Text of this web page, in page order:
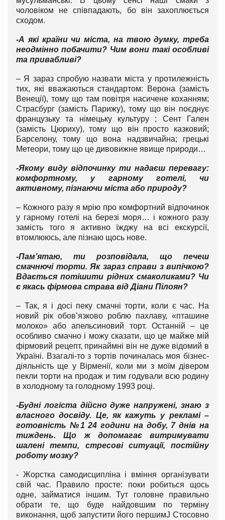
чоловіком не співпадають, бо він захоплюється
сходом.
-А які країни чи міста, на твою думку, треба
неодмінно побачити? Чим вони такі особливі
та привабливі?
– Я зараз спробую назвати міста у протилежність
тих, які вважаються стандартом: Верона (замість
Венеції), тому що там повітря насичене коханням;
Страсбург (замість Парижу), тому що він поєднує
французьку та німецьку культуру ; Сент Гален
(замість Цюриху), тому що він просто казковий;
Барселону, тому що вона надзвичайна; грецькі
Метеори, тому що це дивовижне явище природи…
-Якому виду відпочинку ти надаєш перевагу:
комфортному, у гарному готелі, чи
активному, пізнаючи міста або природу?
– Кожного разу я мрію про комфортний відпочинок
у гарному готелі на березі моря… і кожного разу
замість того я активно їжджу на всі екскурсії,
втомлююсь, але пізнаю щось нове.
-Пам’ятаю, ти розповідала, що печеш
смачнючі торти. Як зараз справи з випічкою?
Вдається потішити рідних смаколиками? Чи
є якась фірмова страва від Діани Пілоян?
– Так, я і досі пеку смачні торти, коли є час. На
новий рік обов’язково роблю пахлаву, «пташине
молоко» або апельсиновий торт. Останній – це
особливо смачно і можу сказати, що це майже мій
фірмовий рецепт, принаймні він не дуже відомий в
Україні. Взагалі-то з тортів починалась моя бізнес-
діяльність ще у Вірменії, коли ми з моїм дівером
пекли торти на продаж и тим годували всю родину
в холодному та голодному 1993 році.
-Будні логіста дійсно дуже напружені, знаю з
власного досвіду. Це, як кажуть у рекламі –
готовність №1 24 години на добу, 7 днів на
тиждень. Що ж допомагає витримувати
шалені темпи, стресові ситуації, постійну
роботу мозку?
- Жорстка самодисципліна і вміння організувати
свій час. Правило просте: поки робиться щось
одне, займатися іншим. Тут головне правильно
обрати те, що буде найдовшим по терміну
виконання, щоб запустити його першимJ Стосовно